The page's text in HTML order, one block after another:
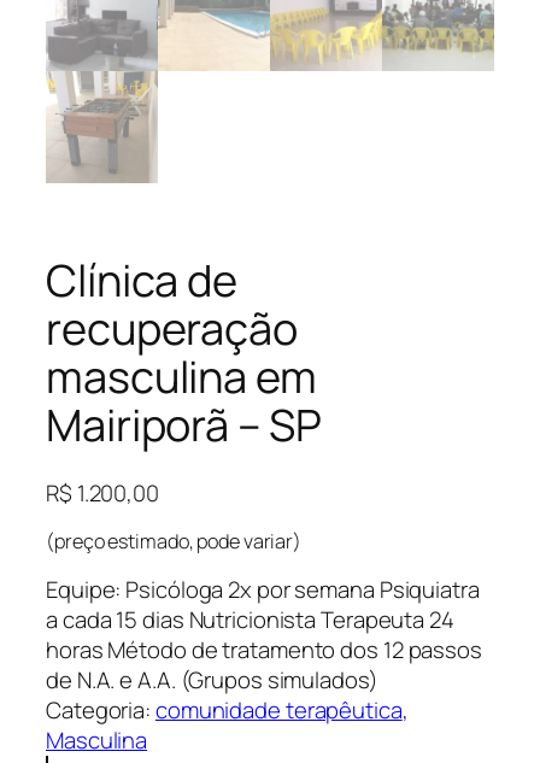
Clínica de
recuperação
masculina em
Mairiporã – SP
R$ 1.200,00
(preço estimado, pode variar)
Equipe: Psicóloga 2x por semana Psiquiatra
a cada 15 dias Nutricionista Terapeuta 24
horas Método de tratamento dos 12 passos
de N.A. e A.A. (Grupos simulados)
Categoria:comunidade terapêutica
Masculina